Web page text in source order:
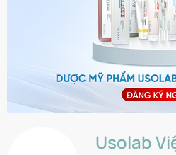
Usolab